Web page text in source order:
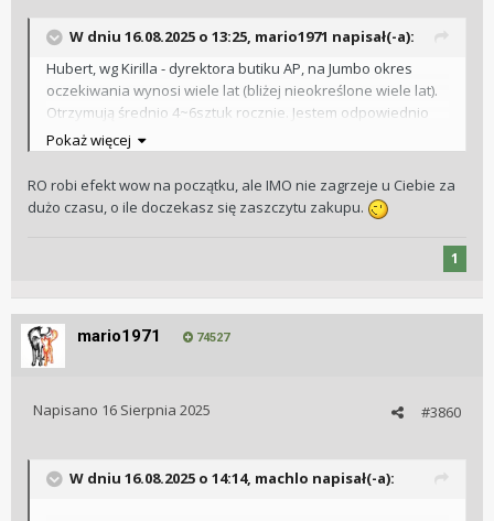
W dniu 16.08.2025 o 13:25, mario1971 napisał(-a):
Hubert, wg Kirilla - dyrektora butiku AP, na Jumbo okres
oczekiwania wynosi wiele lat (bliżej nieokreślone wiele lat).
Otrzymują średnio 4~6sztuk rocznie. Jestem odpowiednio
nastawiony. 😉
Pokaż więcej
RO robi efekt wow na początku, ale IMO nie zagrzeje u Ciebie za
dużo czasu, o ile doczekasz się zaszczytu zakupu.
1
mario1971 74527
#3860
Napisano 16 Sierpnia 2025
W dniu 16.08.2025 o 14:14, machlo napisał(-a):